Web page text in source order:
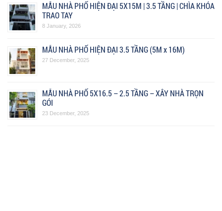
MẪU NHÀ PHỐ HIỆN ĐẠI 5X15M | 3.5 TẦNG | CHÌA KHÓA
TRAO TAY
8 January, 2026
MẪU NHÀ PHỐ HIỆN ĐẠI 3.5 TẦNG (5M x 16M)
27 December, 2025
MẪU NHÀ PHỐ 5X16.5 – 2.5 TẦNG – XÂY NHÀ TRỌN
GÓI
23 December, 2025